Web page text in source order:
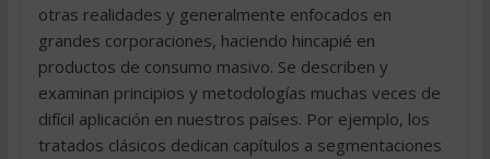
otras realidades y generalmente enfocados en
grandes corporaciones, haciendo hincapié en
productos de consumo masivo. Se describen y
examinan principios y metodologías muchas veces de
difícil aplicación en nuestros países. Por ejemplo, los
tratados clásicos dedican capítulos a segmentaciones